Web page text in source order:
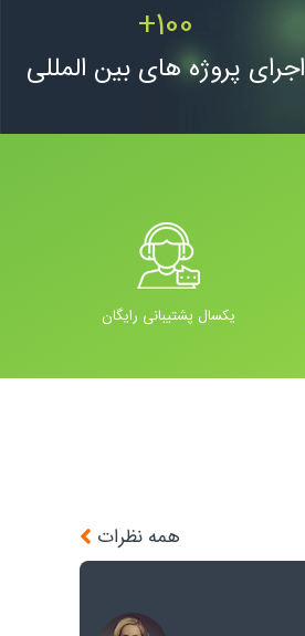
100
+
اجرای پروژه های بین المللی
یکسال پشتیبانی رایگان
همه نظرات